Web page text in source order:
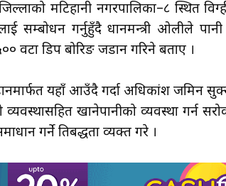
जिल्लाको मटिहानी नगरपालिका–८ स्थित
सम्बोधन गर्नुहुँदै प्रधानमन्त्री ओलीले
वटा डिप बोरिङ जडान गरिने बताए ।
यहाँ आउँदै गर्दा अधिकांश जमिन
व्यवस्थासहित खानेपानीको व्यवस्था गर्न
गर्ने प्रतिबद्धता व्यक्त गरे ।